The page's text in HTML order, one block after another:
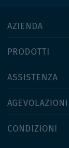
AZIENDA
PRODOTTI
ASSISTENZA
AGEVOLAZIONI
CONDIZIONI